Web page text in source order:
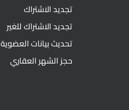
تجديد الاشتراك
تجديد الاشتراك للغير
تحديث بيانات العضوية
حجز الشهر العقاري